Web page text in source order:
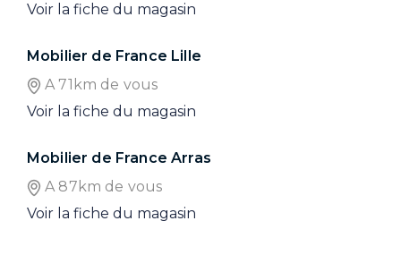
Voir la fiche du magasin
Mobilier de France Lille
A 71km de vous
Voir la fiche du magasin
Mobilier de France Arras
A 87km de vous
Voir la fiche du magasin